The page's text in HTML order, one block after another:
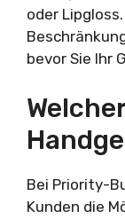
oder
bevor Sie Ihr
Bei Priority-
Kunden die